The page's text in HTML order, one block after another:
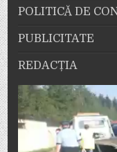
POLITICĂ DE
PUBLICITATE
REDACȚIA